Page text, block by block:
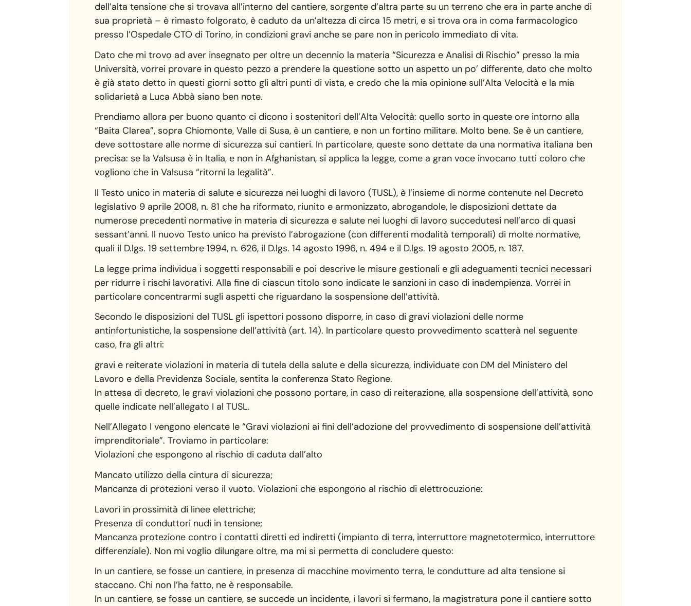
dell’alta tensione che si trovava all’interno del cantiere, sorgente d’altra parte su un terreno che era in parte anche di
sua proprietà – è rimasto folgorato, è caduto da un’altezza di circa 15 metri, e si trova ora in coma farmacologico
presso l’Ospedale CTO di Torino, in condizioni gravi anche se pare non in pericolo immediato di vita.
Dato che mi trovo ad aver insegnato per oltre un decennio la materia “Sicurezza e Analisi di Rischio” presso la mia
Università, vorrei provare in questo pezzo a prendere la questione sotto un aspetto un po’ differente, dato che molto
è già stato detto in questi giorni sotto gli altri punti di vista, e credo che la mia opinione sull’Alta Velocità e la mia
solidarietà a Luca Abbà siano ben note.
Prendiamo allora per buono quanto ci dicono i sostenitori dell’Alta Velocità: quello sorto in queste ore intorno alla
“Baita Clarea”, sopra Chiomonte, Valle di Susa, è un cantiere, e non un fortino militare. Molto bene. Se è un cantiere,
deve sottostare alle norme di sicurezza sui cantieri. In particolare, queste sono dettate da una normativa italiana ben
precisa: se la Valsusa è in Italia, e non in Afghanistan, si applica la legge, come a gran voce invocano tutti coloro che
vogliono che in Valsusa “ritorni la legalità”.
Il Testo unico in materia di salute e sicurezza nei luoghi di lavoro (TUSL), è l’insieme di norme contenute nel Decreto
legislativo 9 aprile 2008, n. 81 che ha riformato, riunito e armonizzato, abrogandole, le disposizioni dettate da
numerose precedenti normative in materia di sicurezza e salute nei luoghi di lavoro succedutesi nell’arco di quasi
sessant’anni. Il nuovo Testo unico ha previsto l’abrogazione (con differenti modalità temporali) di molte normative,
quali il D.lgs. 19 settembre 1994, n. 626, il D.lgs. 14 agosto 1996, n. 494 e il D.lgs. 19 agosto 2005, n. 187.
La legge prima individua i soggetti responsabili e poi descrive le misure gestionali e gli adeguamenti tecnici necessari
per ridurre i rischi lavorativi. Alla fine di ciascun titolo sono indicate le sanzioni in caso di inadempienza. Vorrei in
particolare concentrarmi sugli aspetti che riguardano la sospensione dell’attività.
Secondo le disposizioni del TUSL gli ispettori possono disporre, in caso di gravi violazioni delle norme
antinfortunistiche, la sospensione dell’attività (art. 14). In particolare questo provvedimento scatterà nel seguente
caso, fra gli altri:
gravi e reiterate violazioni in materia di tutela della salute e della sicurezza, individuate con DM del Ministero del
Lavoro e della Previdenza Sociale, sentita la conferenza Stato Regione.
In attesa di decreto, le gravi violazioni che possono portare, in caso di reiterazione, alla sospensione dell’attività, sono
quelle indicate nell’allegato I al TUSL.
Nell’Allegato I vengono elencate le “Gravi violazioni ai fini dell’adozione del provvedimento di sospensione dell’attività
imprenditoriale”. Troviamo in particolare:
Violazioni che espongono al rischio di caduta dall’alto
Mancato utilizzo della cintura di sicurezza;
Mancanza di protezioni verso il vuoto. Violazioni che espongono al rischio di elettrocuzione:
Lavori in prossimità di linee elettriche;
Presenza di conduttori nudi in tensione;
Mancanza protezione contro i contatti diretti ed indiretti (impianto di terra, interruttore magnetotermico, interruttore
differenziale). Non mi voglio dilungare oltre, ma mi si permetta di concludere questo:
In un cantiere, se fosse un cantiere, in presenza di macchine movimento terra, le condutture ad alta tensione si
staccano. Chi non l’ha fatto, ne è responsabile.
In un cantiere, se fosse un cantiere, se succede un incidente, i lavori si fermano, la magistratura pone il cantiere sotto